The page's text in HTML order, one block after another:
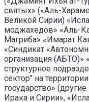
святых» («Аль-
Великой Сирии)
моджахедов» «Аль-
Магриба» «Имарат
«Синдикат
организация (АБТО)»
структурное
сектор" на
государство»
Ирака и Сирии»,